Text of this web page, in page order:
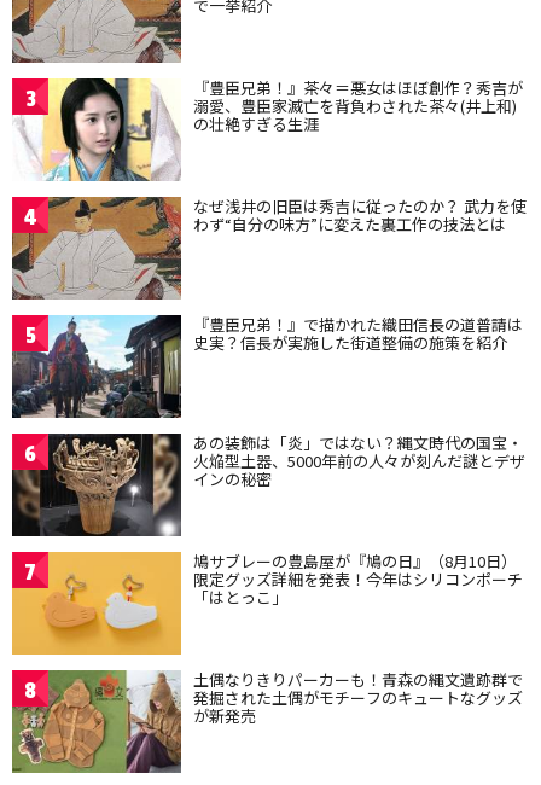
で一挙紹介
3 『豊臣兄弟！』茶々＝悪女はほぼ創作？秀吉が
溺愛、豊臣家滅亡を背負わされた茶々(井上和)
の壮絶すぎる生涯
4 なぜ浅井の旧臣は秀吉に従ったのか？ 武力を使
わず“自分の味方”に変えた裏工作の技法とは
5 『豊臣兄弟！』で描かれた織田信長の道普請は
史実？信長が実施した街道整備の施策を紹介
6 あの装飾は「炎」ではない？縄文時代の国宝・
火焔型土器、5000年前の人々が刻んだ謎とデザ
インの秘密
7 鳩サブレーの豊島屋が『鳩の日』（8月10日）
限定グッズ詳細を発表！今年はシリコンポーチ
「はとっこ」
8 土偶なりきりパーカーも！青森の縄文遺跡群で
発掘された土偶がモチーフのキュートなグッズ
が新発売